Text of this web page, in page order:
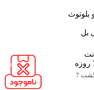
ضمانت بازگشت 7